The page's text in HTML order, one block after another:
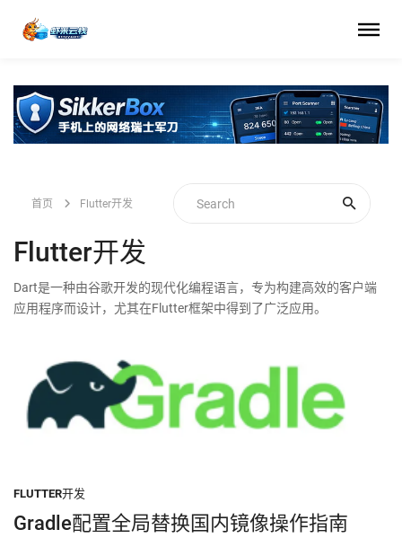
首页 Flutter开发
Flutter开发
Dart是一种由谷歌开发的现代化编程语言，专为构建高效的客户端
应用程序而设计，尤其在Flutter框架中得到了广泛应用。
FLUTTER开发
Gradle配置全局替换国内镜像操作指南